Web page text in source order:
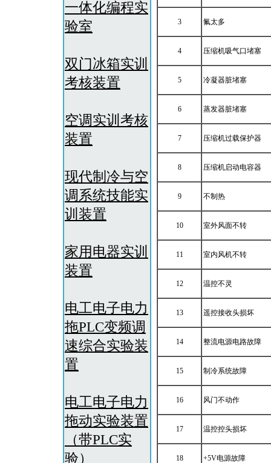
一体化编程实
验室
双门冰箱实训
考核装置
空调实训考核
装置
现代制冷与空
调系统技能实
训装置
家用电器实训
装置
电工电子电力
拖PLC变频调
速综合实验装
置
电工电子电力
拖动实验装置
（带PLC实
验）
3 氟太多
4 压缩机吸气口堵塞
5 冷凝器脏堵塞
6 蒸发器脏堵塞
7 压缩机过载保护器
8 压缩机启动电容器
9 不制热
10 室外风面不转
11 室内风机不转
12 温控不灵
13 遥控接收头损坏
14 整流电源电路故障
15 制冷系统故障
16 风门不动作
17 温控控头损坏
18 +5V电源故障